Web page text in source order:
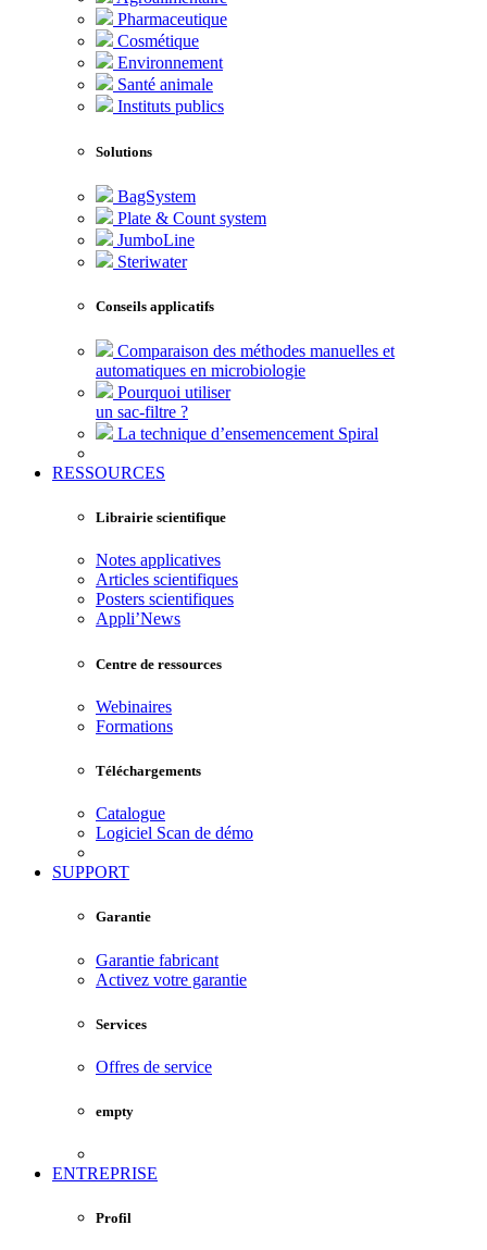
Pharmaceutique
Cosmétique
Environnement
Santé animale
Instituts publics
Solutions
BagSystem
Plate & Count system
JumboLine
Steriwater
Conseils applicatifs
Comparaison des méthodes manuelles et
automatiques en microbiologie
Pourquoi utiliser
un sac-filtre ?
La technique d’ensemencement Spiral
RESSOURCES
Librairie scientifique
Notes applicatives
Articles scientifiques
Posters scientifiques
Appli’News
Centre de ressources
Webinaires
Formations
Téléchargements
Catalogue
Logiciel Scan de démo
SUPPORT
Garantie
Garantie fabricant
Activez votre garantie
Services
Offres de service
empty
ENTREPRISE
Profil